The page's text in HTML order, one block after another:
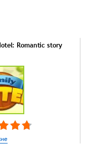
Romantic story